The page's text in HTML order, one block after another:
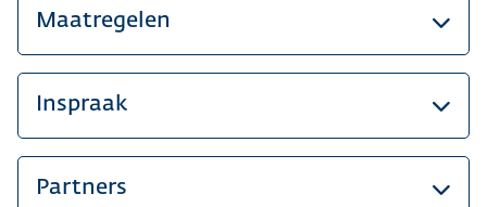
Maatregelen
Inspraak
Partners